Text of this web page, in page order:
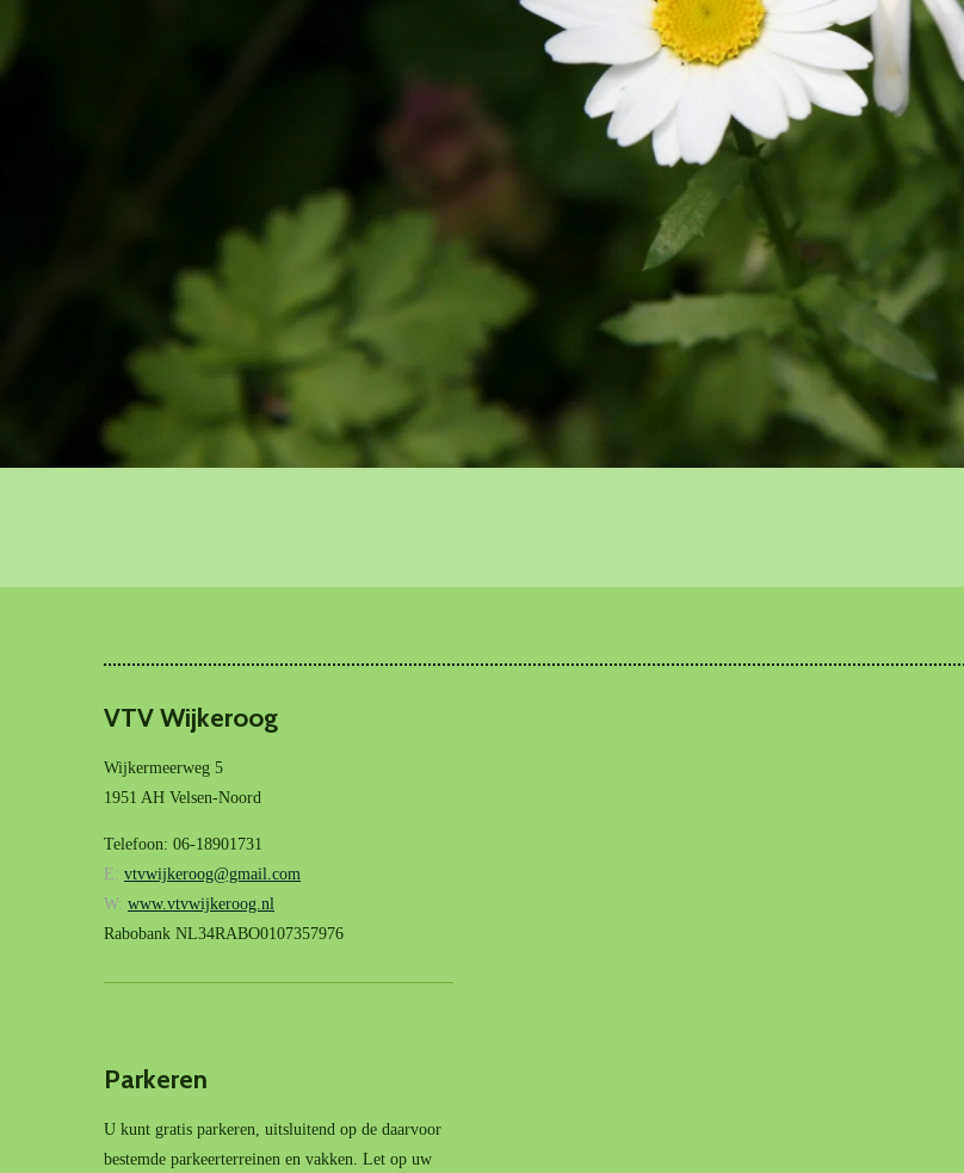
VTV Wijkeroog
Wijkermeerweg 5
1951 AH Velsen-Noord
Telefoon: 06-18901731
E: vtvwijkeroog@gmail.com
W: www.vtvwijkeroog.nl
Rabobank NL34RABO0107357976
Parkeren
U kunt gratis parkeren, uitsluitend op de daarvoor
bestemde parkeerterreinen en vakken. Let op uw